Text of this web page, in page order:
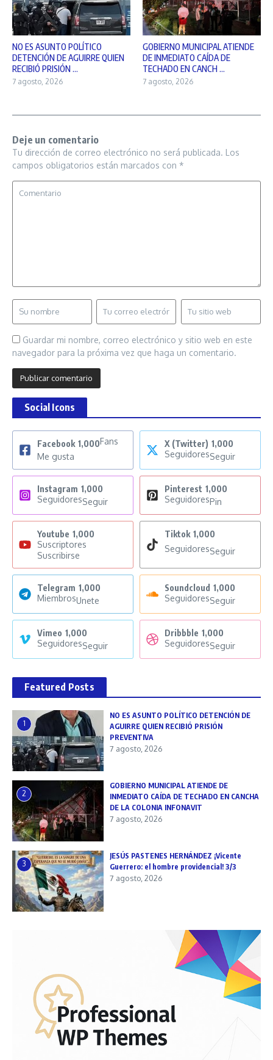
NO ES ASUNTO POLÍTICO
DETENCIÓN DE AGUIRRE QUIEN
RECIBIÓ PRISIÓN ...
7 agosto, 2026
GOBIERNO MUNICIPAL ATIENDE
DE INMEDIATO CAÍDA DE
TECHADO EN CANCH ...
7 agosto, 2026
Deje un comentario
Tu dirección de correo electrónico no será publicada. Los
campos obligatorios están marcados con *
Guardar mi nombre, correo electrónico y sitio web en este
navegador para la próxima vez que haga un comentario.
Social Icons
Facebook 1,000Fans
Me gusta
X (Twitter) 1,000
SeguidoresSeguir
Instagram 1,000
SeguidoresSeguir
Pinterest 1,000
SeguidoresPin
Youtube 1,000
Suscriptores
Suscribirse
Tiktok 1,000
SeguidoresSeguir
Telegram 1,000
MiembrosUnete
Soundcloud 1,000
SeguidoresSeguir
Vimeo 1,000
SeguidoresSeguir
Dribbble 1,000
SeguidoresSeguir
Featured Posts
1
NO ES ASUNTO POLÍTICO DETENCIÓN DE
AGUIRRE QUIEN RECIBIÓ PRISIÓN
PREVENTIVA
7 agosto, 2026
2
GOBIERNO MUNICIPAL ATIENDE DE
INMEDIATO CAÍDA DE TECHADO EN CANCHA
DE LA COLONIA INFONAVIT
7 agosto, 2026
3
JESÚS PASTENES HERNÁNDEZ ¡Vicente
Guerrero: el hombre providencial! 3/3
7 agosto, 2026